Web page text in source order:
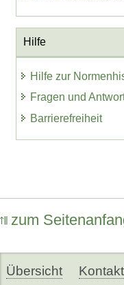
Hilfe
Hilfe zur
Fragen und
Barrierefreiheit
zum
Übersicht Kontakt